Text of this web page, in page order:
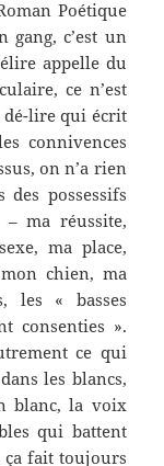
Poétique
c’est un
appelle du
ce n’est
dé-lire qui écrit
connivences
on n’a rien
possessifs
– ma réussite,
ma place,
chien, ma
les « basses
consenties ».
ce qui
les blancs,
blanc, la voix
qui battent
ça fait toujours